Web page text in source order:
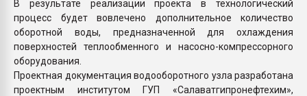
В результате реализации проекта в технологический
процесс будет вовлечено дополнительное количество
оборотной воды, предназначенной для охлаждения
поверхностей теплообменного и насосно-компрессорного
оборудования.
Проектная документация водооборотного узла разработана
проектным институтом ГУП «Салаватгипронефтехим»,